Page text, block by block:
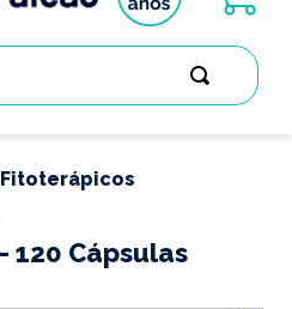
120 Cápsulas